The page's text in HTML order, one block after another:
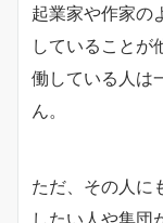
起業家や作家の
していることが
働している人は
ん。
ただ、その人に
したい人や集団